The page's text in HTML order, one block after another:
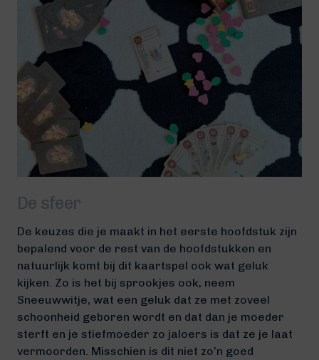
De sfeer
De keuzes die je maakt in het eerste hoofdstuk zijn
bepalend voor de rest van de hoofdstukken en
natuurlijk komt bij dit kaartspel ook wat geluk
kijken. Zo is het bij sprookjes ook, neem
Sneeuwwitje, wat een geluk dat ze met zoveel
schoonheid geboren wordt en dat dan je moeder
sterft en je stiefmoeder zo jaloers is dat ze je laat
vermoorden. Misschien is dit niet zo’n goed